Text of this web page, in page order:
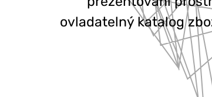
ovladatelný katalog